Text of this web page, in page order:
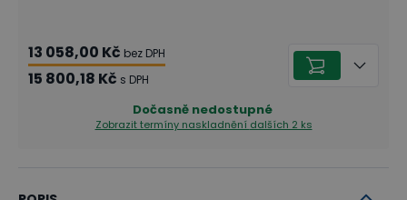
13 058,00 Kč bez DPH
15 800,18 Kč s DPH
Dočasně nedostupné
Zobrazit termíny naskladnění dalších 2 ks